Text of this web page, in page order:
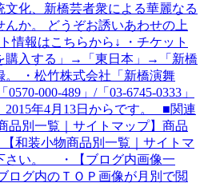
化、新橋芸者衆による華麗なる
か。 どうぞお誘いあわせの上
情報はこちらから↓ ・チケット
入する」→「東日本」→「新橋
・松竹株式会社「新橋演舞
000-489」/「03-6745-0333」
年4月13日からです。 ■関連
品別一覧｜サイトマップ】商品
和装小物商品別一覧｜サイトマ
さい。 ・【ブログ内画像一
グ内のＴＯＰ画像が月別で閲